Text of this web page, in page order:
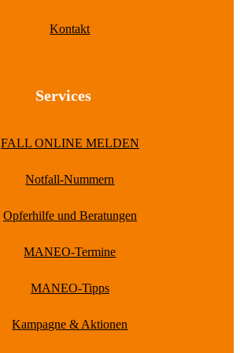
Kontakt
Services
FALL ONLINE MELDEN
Notfall-Nummern
Opferhilfe und Beratungen
MANEO-Termine
MANEO-Tipps
Kampagne & Aktionen